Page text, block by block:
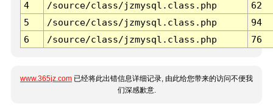
4
/source/class/jzmysql.class.php
62
5
/source/class/jzmysql.class.php
94
6
/source/class/jzmysql.class.php 76
www.365jz.com 已经将此出错信息详细记录, 由此给您带来的访问不便我
们深感歉意.